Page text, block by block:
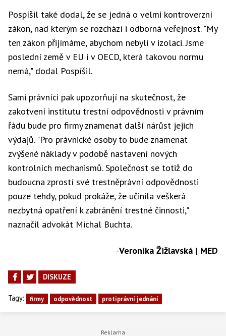
Pospíšil také dodal, že se jedná o velmi kontroverzní
zákon, nad kterým se rozchází i odborná veřejnost. "My
ten zákon přijímáme, abychom nebyli v izolaci. Jsme
poslední země v EU i v OECD, která takovou normu
nemá," dodal Pospíšil.
Sami právníci pak upozorňují na skutečnost, že
zakotvení institutu trestní odpovědnosti v právním
řádu bude pro firmy znamenat další nárůst jejich
výdajů. "Pro právnické osoby to bude znamenat
zvýšené náklady v podobě nastavení nových
kontrolních mechanismů. Společnost se totiž do
budoucna zprostí své trestněprávní odpovědnosti
pouze tehdy, pokud prokáže, že učinila veškerá
nezbytná opatření k zabránění trestné činnosti,"
naznačil advokát Michal Buchta.
-Veronika Žižlavská | MED
DISKUZE
Tagy: firmy odpovědnost protiprávní jednání